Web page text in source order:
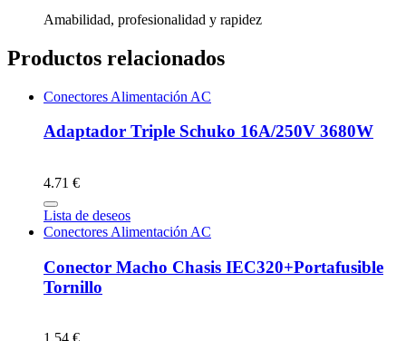
Amabilidad, profesionalidad y rapidez
Productos relacionados
Conectores Alimentación AC
Adaptador Triple Schuko 16A/250V 3680W
4.71 €
Lista de deseos
Conectores Alimentación AC
Conector Macho Chasis IEC320+Portafusible
Tornillo